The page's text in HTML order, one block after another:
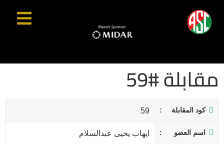
مقابلة #59
كود المقابلة 59
اسم العضو ايهاب يحيى عبدالسلام